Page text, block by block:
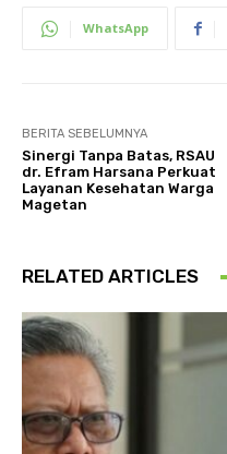
WhatsApp
BERITA SEBELUMNYA
Sinergi Tanpa Batas, RSAU
dr. Efram Harsana Perkuat
Layanan Kesehatan Warga
Magetan
RELATED ARTICLES